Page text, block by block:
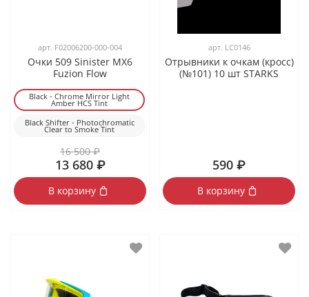
арт. F02006200-000-004
Очки 509 Sinister MX6
Fuzion Flow
Black - Chrome Mirror Light
Amber HCS Tint
Black Shifter - Photochromatic
Clear to Smoke Tint
16 500 ₽
13 680 ₽
В корзину
арт. LC0146
Отрывники к очкам (кросс)
(№101) 10 шт STARKS
590 ₽
В корзину